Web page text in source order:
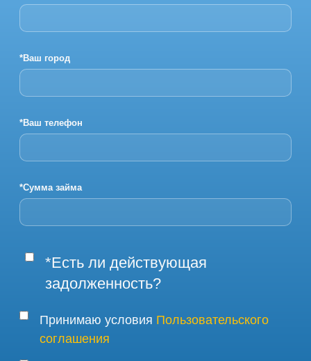
*Ваш город
*Ваш телефон
*Сумма займа
*Есть ли действующая
задолженность?
Принимаю условия Пользовательского
соглашения